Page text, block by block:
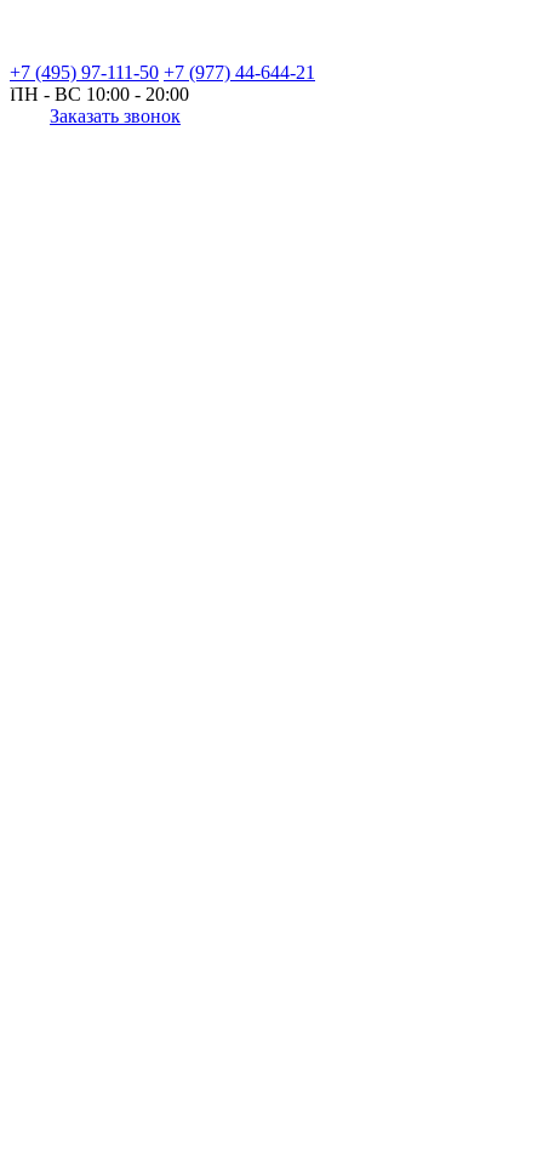
+7 (495) 97-111-50 +7 (977) 44-644-21
ПН - ВС 10:00 - 20:00
Заказать звонок